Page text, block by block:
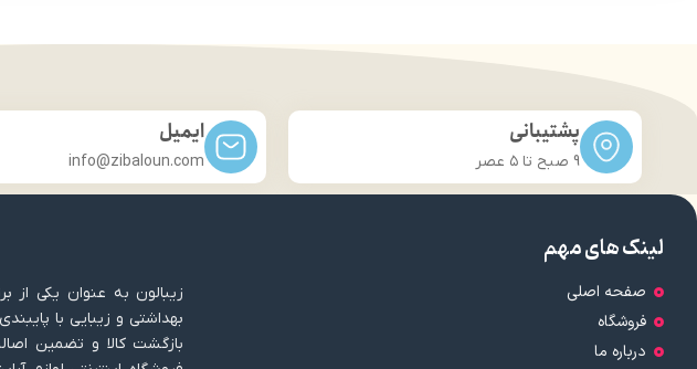
پشتیبانی
9 صبح تا ۵ عصر
ایمیل
info@zibaloun.com
لینک های مهم
صفحه اصلی
فروشگاه
درباره ما
زیبالون به عنوان یکی از
بازگشت کالا و تضمین